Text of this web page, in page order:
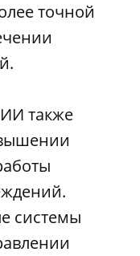
точной
также
системы